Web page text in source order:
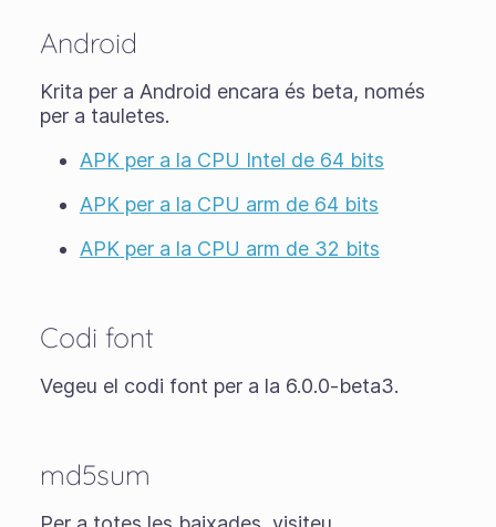
Android
Krita per a Android encara és beta, només
per a tauletes.
APK per a la CPU Intel de 64 bits
APK per a la CPU arm de 64 bits
APK per a la CPU arm de 32 bits
Codi font
Vegeu el codi font per a la 6.0.0-beta3.
md5sum